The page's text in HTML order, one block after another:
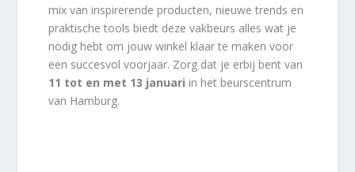
mix van inspirerende producten, nieuwe trends en
praktische tools biedt deze vakbeurs alles wat je
nodig hebt om jouw winkel klaar te maken voor
een succesvol voorjaar. Zorg dat je erbij bent van
11 tot en met 13 januari in het beurscentrum
van Hamburg.